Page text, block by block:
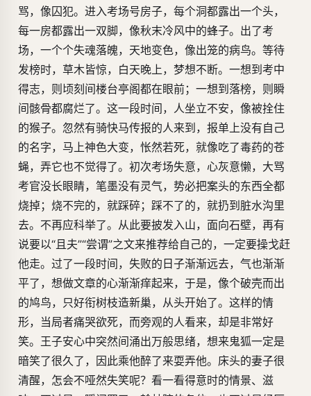
骂，像囚犯。进入考场号房子，每个洞都露出一个头，
每一房都露出一双脚，像秋末冷风中的蜂子。出了考
场，一个个失魂落魄，天地变色，像出笼的病鸟。等待
发榜时，草木皆惊，白天晚上，梦想不断。一想到考中
得志，则顷刻间楼台亭阁都在眼前；一想到落榜，则瞬
间骸骨都腐烂了。这一段时间，人坐立不安，像被拴住
的猴子。忽然有骑快马传报的人来到，报单上没有自己
的名字，马上神色大变，怅然若死，就像吃了毒药的苍
蝇，弄它也不觉得了。初次考场失意，心灰意懒，大骂
考官没长眼睛，笔墨没有灵气，势必把案头的东西全都
烧掉；烧不完的，就踩碎；踩不了的，就扔到脏水沟里
去。不再应科举了。从此要披发入山，面向石壁，再有
说要以“且夫”“尝谓”之文来推荐给自己的，一定要操戈赶
他走。过了一段时间，失败的日子渐渐远去，气也渐渐
平了，想做文章的心渐渐痒起来，于是，像个破壳而出
的鸠鸟，只好衔树枝造新巢，从头开始了。这样的情
形，当局者痛哭欲死，而旁观的人看来，却是非常好
笑。王子安心中突然间涌出万般思绪，想来鬼狐一定是
暗笑了很久了，因此乘他醉了来耍弄他。床头的妻子很
清醒，怎会不哑然失笑呢？看一看得意时的情景、滋